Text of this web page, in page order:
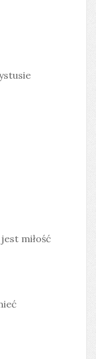
miłość